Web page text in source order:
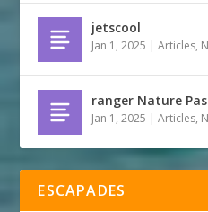
jetscool
Jan 1, 2025 |Articles,
ranger Nature
Jan 1, 2025 |Articles,
ESCAPADES